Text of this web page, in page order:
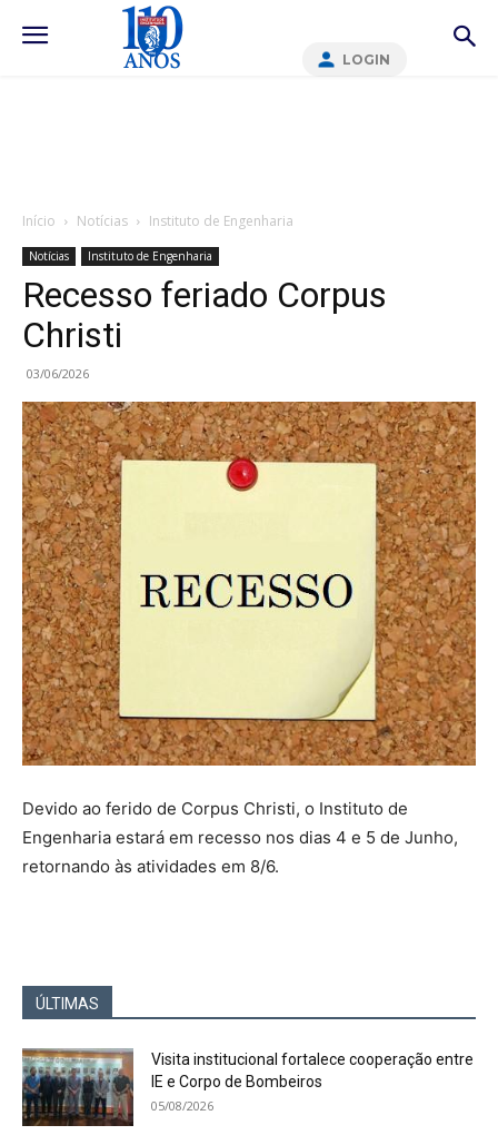
LOGIN
Início Notícias Instituto de Engenharia
Notícias Instituto de Engenharia
Recesso feriado Corpus
Christi
03/06/2026
Devido ao ferido de Corpus Christi, o Instituto de
Engenharia estará em recesso nos dias 4 e 5 de Junho,
retornando às atividades em 8/6.
ÚLTIMAS
Visita institucional fortalece cooperação entre
IE e Corpo de Bombeiros
05/08/2026